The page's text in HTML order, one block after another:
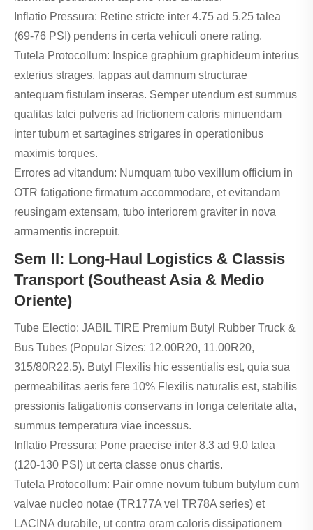
Inflatio Pressura: Retine stricte inter 4.75 ad 5.25 talea
(69-76 PSI) pendens in certa vehiculi onere rating.
Tutela Protocollum: Inspice graphium graphideum interius
exterius strages, lappas aut damnum structurae
antequam fistulam inseras. Semper utendum est summus
qualitas talci pulveris ad frictionem caloris minuendam
inter tubum et sartagines strigares in operationibus
maximis torques.
Errores ad vitandum: Numquam tubo vexillum officium in
OTR fatigatione firmatum accommodare, et evitandam
reusingam extensam, tubo interiorem graviter in nova
armamentis increpuit.
Sem II: Long-Haul Logistics & Classis
Transport (Southeast Asia & Medio
Oriente)
Tube Electio: JABIL TIRE Premium Butyl Rubber Truck &
Bus Tubes (Popular Sizes: 12.00R20, 11.00R20,
315/80R22.5). Butyl Flexilis hic essentialis est, quia sua
permeabilitas aeris fere 10% Flexilis naturalis est, stabilis
pressionis fatigationis conservans in longa celeritate alta,
summus temperatura viae incessus.
Inflatio Pressura: Pone praecise inter 8.3 ad 9.0 talea
(120-130 PSI) ut certa classe onus chartis.
Tutela Protocollum: Pair omne novum tubum butylum cum
valvae nucleo notae (TR177A vel TR78A series) et
LACINA durabile, ut contra oram caloris dissipationem